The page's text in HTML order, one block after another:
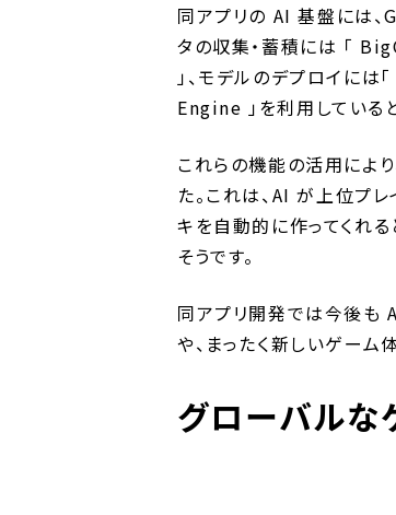
同アプリの AI 基盤には
タの収集・蓄積には 「
」、モデルのデプロイに
Engine 」を利用している
これらの機能の活用によ
た。これは、AI が上位プ
キを自動的に作ってくれ
そうです。
同アプリ開発では今後も
や、まったく新しいゲーム
グローバルな